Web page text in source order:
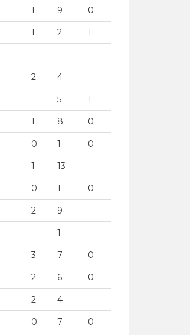
1 9 0
1 2 1
2 4
5 1
1 8 0
0 1 0
1 13
0 1 0
2 9
1
3 7 0
2 6 0
2 4
0 7 0